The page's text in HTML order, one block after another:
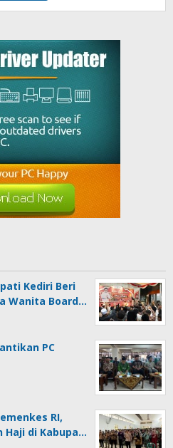
Kediri Beri
Wanita Board…
PC
RI,
Haji di Kabupa…